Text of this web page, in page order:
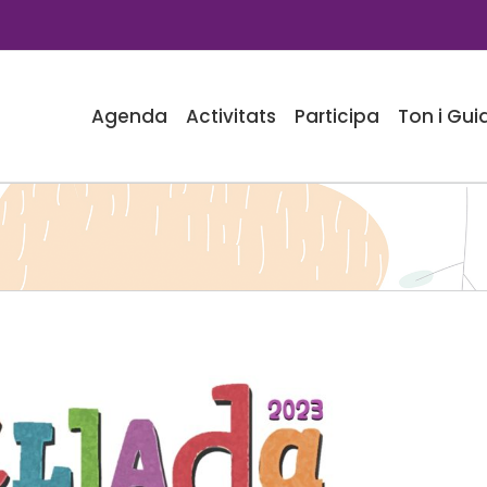
Agenda Activitats Participa Ton i